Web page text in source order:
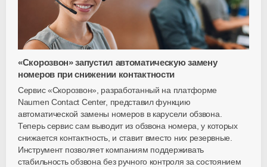
«Скорозвон» запустил автоматическую замену
номеров при снижении контактности
Сервис «Скорозвон», разработанный на платформе
Naumen Contact Center, представил функцию
автоматической замены номеров в карусели обзвона.
Теперь сервис сам выводит из обзвона номера, у которых
снижается контактность, и ставит вместо них резервные.
Инструмент позволяет компаниям поддерживать
стабильность обзвона без ручного контроля за состоянием